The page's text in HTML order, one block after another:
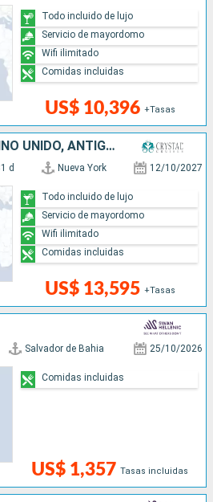
US$ 10,396 +Tasas
Todo incluido de lujo
Servicio de mayordomo
Wifi ilimitado
Comidas incluidas
ESTADOS UNIDOS, REINO UNIDO, ANTIGUA Y BARBUDA, FRANCIA, PUERTO RICO, SANTA LUCIA, TRINIDAD Y TOBAGO, BRASIL, URUGUAY, ARGENTINA
d Nueva York 12/10/2027
US$ 13,595 +Tasas
Todo incluido de lujo
Servicio de mayordomo
Wifi ilimitado
Comidas incluidas
Salvador de Bahia 25/10/2026
US$ 1,357 Tasas incluidas
Comidas incluidas